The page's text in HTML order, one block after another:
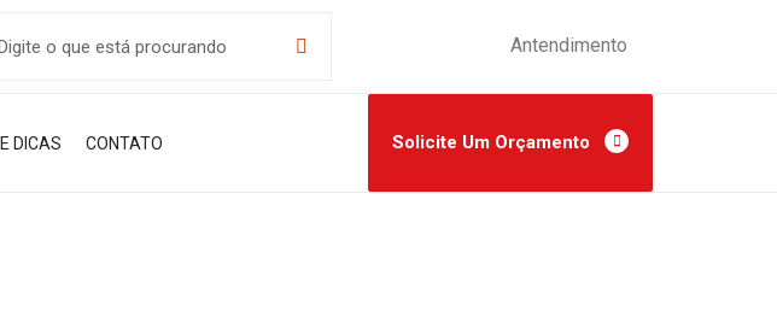
Antendimento
DICAS CONTATO Solicite Um Orçamento